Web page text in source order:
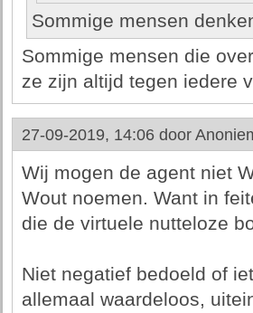
Sommige mensen
Sommige mensen die
ze zijn altijd tegen iedere
27-09-2019, 14:06 door
Wij mogen de agent niet
Wout noemen. Want in
die de virtuele nutteloze
Niet negatief bedoeld of
allemaal waardeloos,